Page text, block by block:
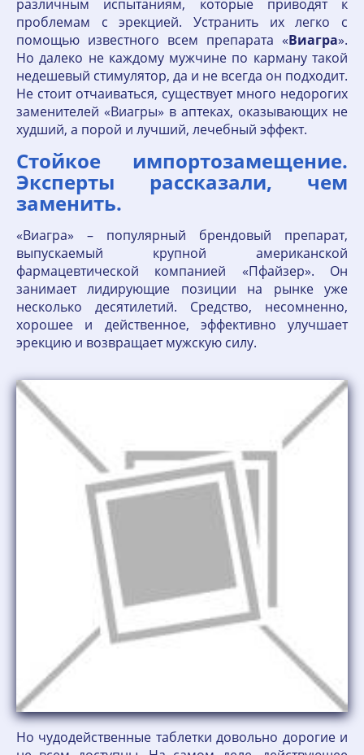
различным испытаниям, которые приводят к
проблемам с эрекцией. Устранить их легко с
помощью известного всем препарата «Виагра».
Но далеко не каждому мужчине по карману такой
недешевый стимулятор, да и не всегда он подходит.
Не стоит отчаиваться, существует много недорогих
заменителей «Виагры» в аптеках, оказывающих не
худший, а порой и лучший, лечебный эффект.
Стойкое импортозамещение.
Эксперты рассказали, чем
заменить.
«Виагра» – популярный брендовый препарат,
выпускаемый крупной американской
фармацевтической компанией «Пфайзер». Он
занимает лидирующие позиции на рынке уже
несколько десятилетий. Средство, несомненно,
хорошее и действенное, эффективно улучшает
эрекцию и возвращает мужскую силу.
Но чудодейственные таблетки довольно дорогие и